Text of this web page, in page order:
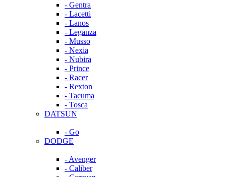
- Gentra
- Lacetti
- Lanos
- Leganza
- Musso
- Nexia
- Nubira
- Prince
- Racer
- Rexton
- Tacuma
- Tosca
DATSUN
- Go
DODGE
- Avenger
- Caliber